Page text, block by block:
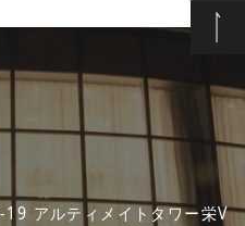
アルティメイトタワー栄V